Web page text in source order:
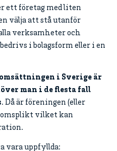
ett företag med liten
välja att stå utanför
verksamheter och
i bolagsform eller i en
i Sverige är
man i de flesta fall
. Då är föreningen (eller
vilket kan
vara uppfyllda: